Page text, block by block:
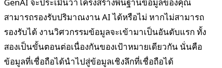
GenAI จะประเมินว่าโครงสร้างพื้นฐานข้อมูลของคุณ
สามารถรองรับปริมาณงาน AI ได้หรือไม่ หากไม่สามารถ
รองรับได้ งานวิศวกรรมข้อมูลจะเข้ามาเป็นอันดับแรก ทั้ง
สองเป็นขั้นตอนต่อเนื่องกันของเป้าหมายเดียวกัน นั่นคือ
ข้อมูลที่เชื่อถือได้นำไปสู่ข้อมูลเชิงลึกที่เชื่อถือได้